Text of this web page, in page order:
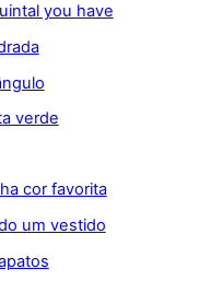
you have
verde
cor favorita
um vestido